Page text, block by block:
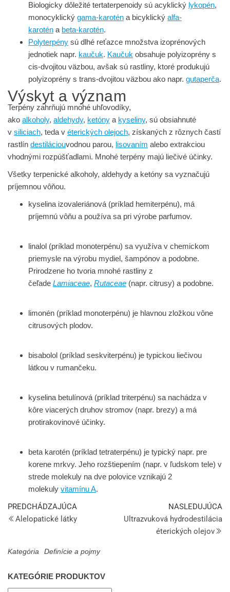
Biologicky dôležité tertaterpenoidy sú acyklický lykopén,
monocyklický gama-karotén a bicyklický alfa-
karotén a beta-karotén.
Polyterpény sú dlhé reťazce množstva izoprénových
jednotiek napr. kaučuk. Kaučuk obsahuje polyizoprény s
cis-dvojitou väzbou, avšak sú rastliny, ktoré produkujú
polyizoprény s trans-dvojitou väzbou ako napr. gutaperča.
Výskyt a význam
Terpény zahrňujú mnohé uhľovodíky,
ako alkoholy, aldehydy, ketóny a kyseliny, sú obsiahnuté
v siliciach, teda v éterických olejoch, získaných z rôznych častí
rastlín destiláciouvodnou parou, lisovaním alebo extrakciou
vhodnými rozpúšťadlami. Mnohé terpény majú liečivé účinky.
Všetky terpenické alkoholy, aldehydy a ketóny sa vyznačujú
príjemnou vôňou.
kyselina izovaleriánová (príklad hemiterpénu), má
príjemnú vôňu a používa sa pri výrobe parfumov.
linalol (príklad monoterpénu) sa využíva v chemickom
priemysle na výrobu mydiel, šampónov a podobne.
Prirodzene ho tvoria mnohé rastliny z
čeľade Lamiaceae, Rutaceae (napr. citrusy) a podobne.
limonén (príklad monoterpénu) je hlavnou zložkou vône
citrusových plodov.
bisabolol (príklad seskviterpénu) je typickou liečivou
látkou v rumančeku.
kyselina betulínová (príklad triterpénu) sa nachádza v
kôre viacerých druhov stromov (napr. brezy) a má
protirakovinové účinky.
beta karotén (príklad tetraterpénu) je typický napr. pre
korene mrkvy. Jeho rozštiepením (napr. v ľudskom tele) v
strede molekuly na dve polovice vznikajú 2
molekuly vitamínu A.
PREDCHÁDZAJÚCA
Alelopatické látky
NASLEDUJÚCA
Ultrazvuková hydrodestilácia
éterických olejov
Kategória Definície a pojmy
KATEGÓRIE PRODUKTOV